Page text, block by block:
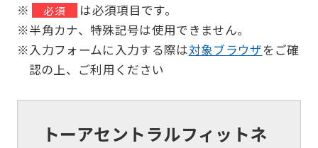
※ 必須
は必須項目です。
※半角カナ、特殊記号は使用できません。
※入力フォームに入力する際は対象ブラウザをご確
認の上、ご利用ください
トーアセントラルフィットネ